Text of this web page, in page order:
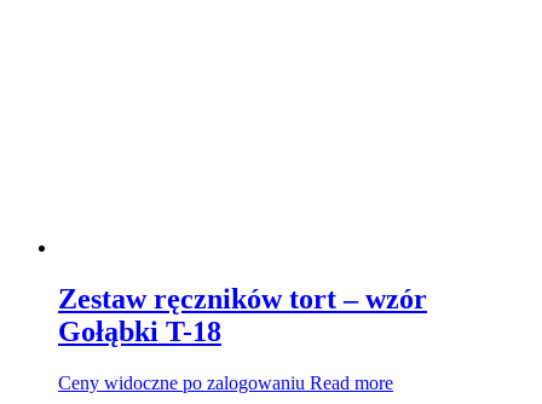
Zestaw ręczników tort – wzór
Gołąbki T-18
Ceny widoczne po zalogowaniu Read more